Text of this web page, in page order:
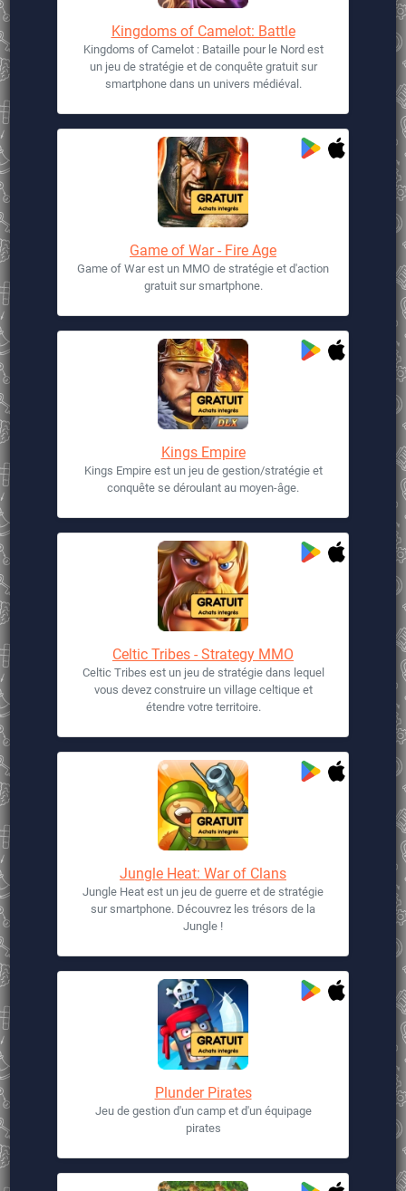
Kingdoms of Camelot: Battle
Kingdoms of Camelot : Bataille pour le Nord est
un jeu de stratégie et de conquête gratuit sur
smartphone dans un univers médiéval.
Game of War - Fire Age
Game of War est un MMO de stratégie et d'action
gratuit sur smartphone.
Kings Empire
Kings Empire est un jeu de gestion/stratégie et
conquête se déroulant au moyen-âge.
Celtic Tribes - Strategy MMO
Celtic Tribes est un jeu de stratégie dans lequel
vous devez construire un village celtique et
étendre votre territoire.
Jungle Heat: War of Clans
Jungle Heat est un jeu de guerre et de stratégie
sur smartphone. Découvrez les trésors de la
Jungle !
Plunder Pirates
Jeu de gestion d'un camp et d'un équipage
pirates